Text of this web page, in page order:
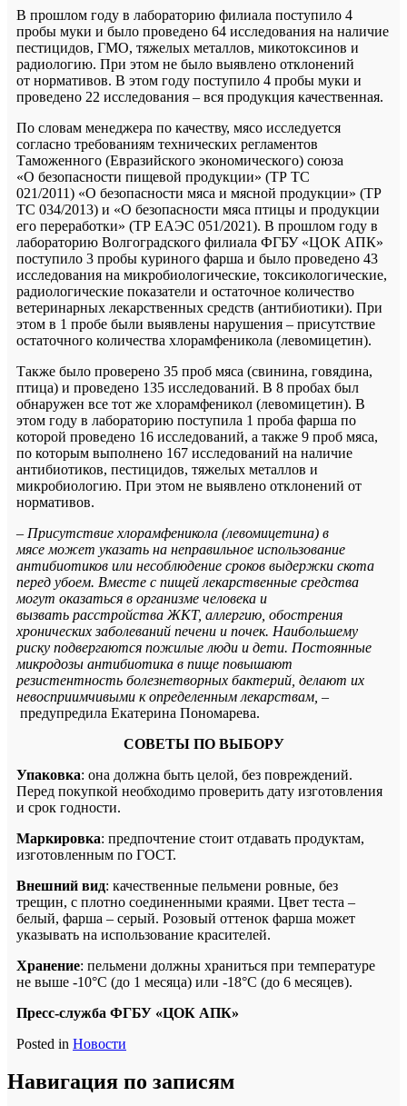
В прошлом году в лабораторию филиала поступило 4
пробы муки и было проведено 64 исследования на наличие
пестицидов, ГМО, тяжелых металлов, микотоксинов и
радиологию. При этом не было выявлено отклонений
от нормативов. В этом году поступило 4 пробы муки и
проведено 22 исследования – вся продукция качественная.
По словам менеджера по качеству, мясо исследуется
согласно требованиям технических регламентов
Таможенного (Евразийского экономического) союза
«О безопасности пищевой продукции» (ТР ТС
021/2011) «О безопасности мяса и мясной продукции» (ТР
ТС 034/2013) и «О безопасности мяса птицы и продукции
его переработки» (ТР ЕАЭС 051/2021). В прошлом году в
лабораторию Волгоградского филиала ФГБУ «ЦОК АПК»
поступило 3 пробы куриного фарша и было проведено 43
исследования на микробиологические, токсикологические,
радиологические показатели и остаточное количество
ветеринарных лекарственных средств (антибиотики). При
этом в 1 пробе были выявлены нарушения – присутствие
остаточного количества хлорамфеникола (левомицетин).
Также было проверено 35 проб мяса (свинина, говядина,
птица) и проведено 135 исследований. В 8 пробах был
обнаружен все тот же хлорамфеникол (левомицетин). В
этом году в лабораторию поступила 1 проба фарша по
которой проведено 16 исследований, а также 9 проб мяса,
по которым выполнено 167 исследований на наличие
антибиотиков, пестицидов, тяжелых металлов и
микробиологию. При этом не выявлено отклонений от
нормативов.
– Присутствие хлорамфеникола (левомицетина) в
мясе может указать на неправильное использование
антибиотиков или несоблюдение сроков выдержки скота
перед убоем. Вместе с пищей лекарственные средства
могут оказаться в организме человека и
вызвать расстройства ЖКТ, аллергию, обострения
хронических заболеваний печени и почек. Наибольшему
риску подвергаются пожилые люди и дети. Постоянные
микродозы антибиотика в пище повышают
резистентность болезнетворных бактерий, делают их
невосприимчивыми к определенным лекарствам, –
предупредила Екатерина Пономарева.
СОВЕТЫ ПО ВЫБОРУ
Упаковка: она должна быть целой, без повреждений.
Перед покупкой необходимо проверить дату изготовления
и срок годности.
Маркировка: предпочтение стоит отдавать продуктам,
изготовленным по ГОСТ.
Внешний вид: качественные пельмени ровные, без
трещин, с плотно соединенными краями. Цвет теста –
белый, фарша – серый. Розовый оттенок фарша может
указывать на использование красителей.
Хранение: пельмени должны храниться при температуре
не выше -10°C (до 1 месяца) или -18°C (до 6 месяцев).
Пресс-служба ФГБУ «ЦОК АПК»
Posted in Новости
Навигация по записям